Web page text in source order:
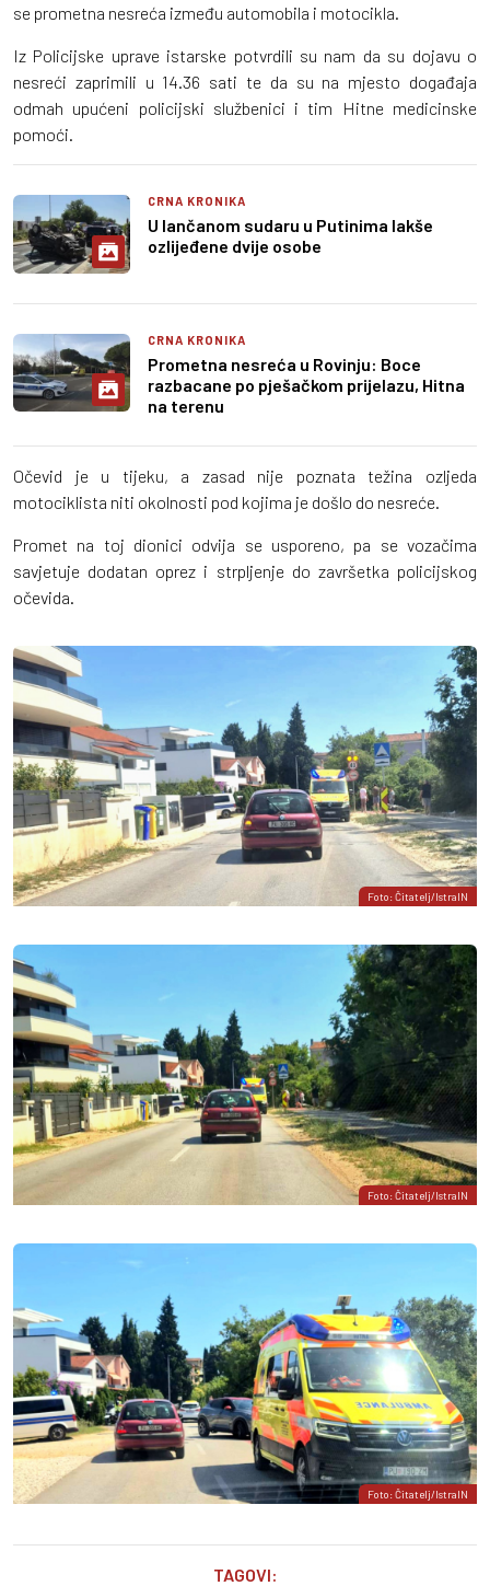
se prometna nesreća između automobila i motocikla.
Iz Policijske uprave istarske potvrdili su nam da su dojavu o
nesreći zaprimili u 14.36 sati te da su na mjesto događaja
odmah upućeni policijski službenici i tim Hitne medicinske
pomoći.
CRNA KRONIKA
U lančanom sudaru u Putinima lakše
ozlijeđene dvije osobe
CRNA KRONIKA
Prometna nesreća u Rovinju: Boce
razbacane po pješačkom prijelazu, Hitna
na terenu
Očevid je u tijeku, a zasad nije poznata težina ozljeda
motociklista niti okolnosti pod kojima je došlo do nesreće.
Promet na toj dionici odvija se usporeno, pa se vozačima
savjetuje dodatan oprez i strpljenje do završetka policijskog
očevida.
Foto: Čitatelj/IstraIN
Foto: Čitatelj/IstraIN
Foto: Čitatelj/IstraIN
TAGOVI: